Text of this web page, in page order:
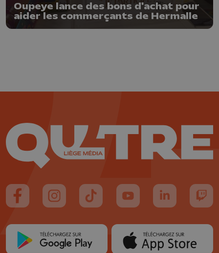
Oupeye lance des bons d'achat pour
aider les commerçants de Hermalle
Suivez-nous sur FaceBook
Suivez-nous sur Instagram
Suivez-nous sur TikTok
Suivez-nous sur YouTube
Suivez-nous